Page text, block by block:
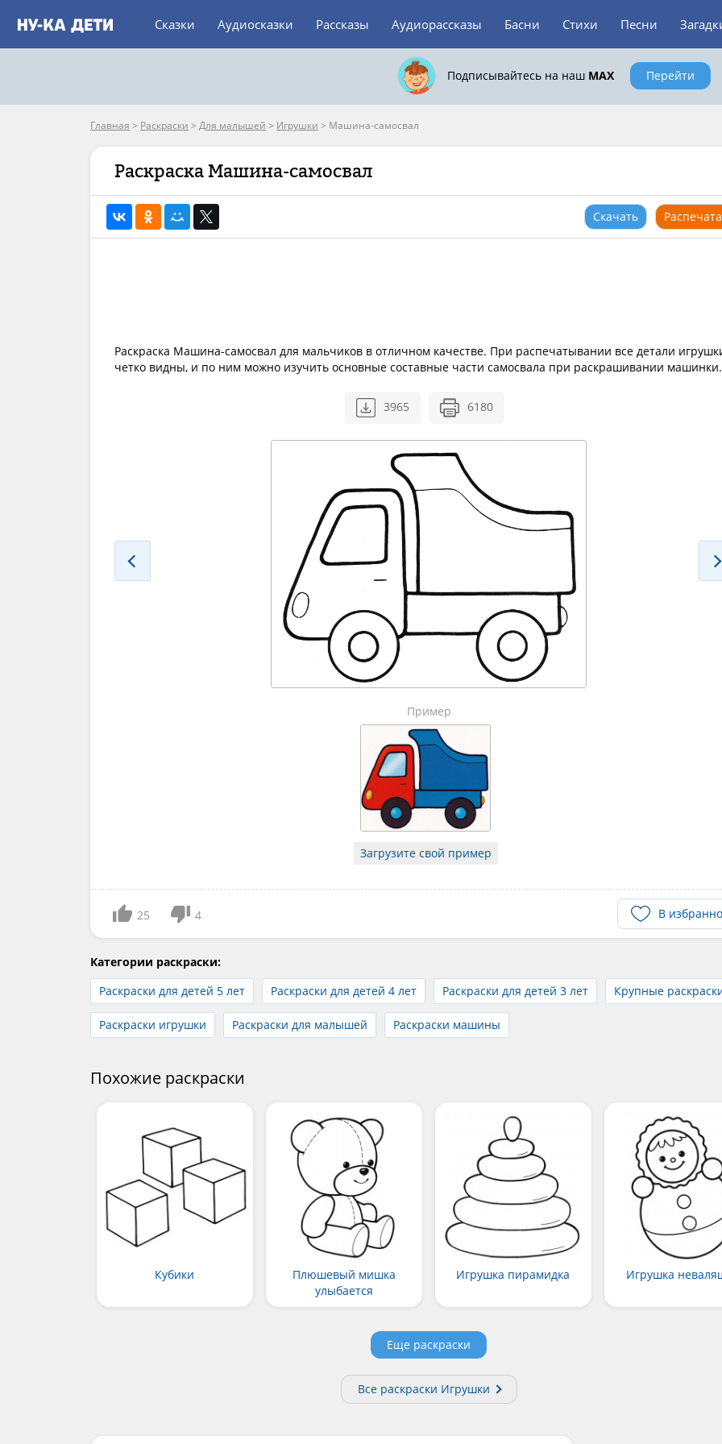
Сказки Аудиосказки Рассказы Аудиорассказы Басни Стихи Песни
Подписывайтесь на наш MAX Перейти
Главная > Раскраски > Для малышей > Игрушки > Машина-самосвал
Раскраска Машина-самосвал
Скачать
Раскраска Машина-самосвал для мальчиков в отличном качестве. При распечатывании все детали
четко видны, и по ним можно изучить основные составные части самосвала при раскрашивании машинки.
3965 6180
Пример
Загрузите свой пример
25 4 В
Категории раскраски:
Раскраски для детей 5 лет
Раскраски для детей 4 лет Раскраски для детей 3 лет Крупные
Раскраски игрушки Раскраски для малышей Раскраски машины
Похожие раскраски
Кубики
Плюшевый мишка
улыбается
Игрушка пирамидка Игрушка
Еще раскраски
Все раскраски Игрушки